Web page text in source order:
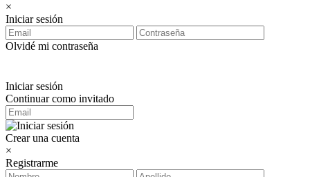
×
Iniciar sesión
Olvidé mi contraseña
Iniciar sesión
Continuar como invitado
Crear una cuenta
×
Registrarme